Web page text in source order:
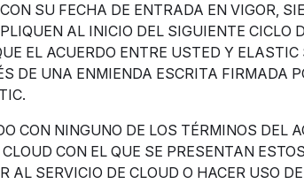
SU FECHA DE ENTRADA EN VIGOR,
AL INICIO DEL SIGUIENTE CICLO
EL ACUERDO ENTRE USTED Y ELASTIC
DE UNA ENMIENDA ESCRITA FIRMADA
CON NINGUNO DE LOS TÉRMINOS DEL
CON EL QUE SE PRESENTAN
AL SERVICIO DE CLOUD O HACER USO